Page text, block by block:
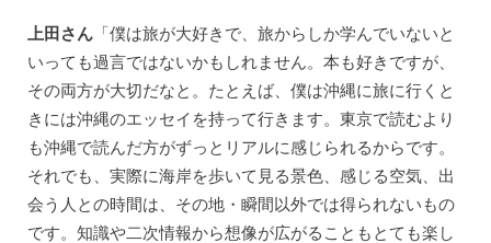
上田さん「僕は旅が大好きで、旅からしか学んでいないと
いっても過言ではないかもしれません。本も好きですが、
その両方が大切だなと。たとえば、僕は沖縄に旅に行くと
きには沖縄のエッセイを持って行きます。東京で読むより
も沖縄で読んだ方がずっとリアルに感じられるからです。
それでも、実際に海岸を歩いて見る景色、感じる空気、出
会う人との時間は、その地・瞬間以外では得られないもの
です。知識や二次情報から想像が広がることもとても楽し